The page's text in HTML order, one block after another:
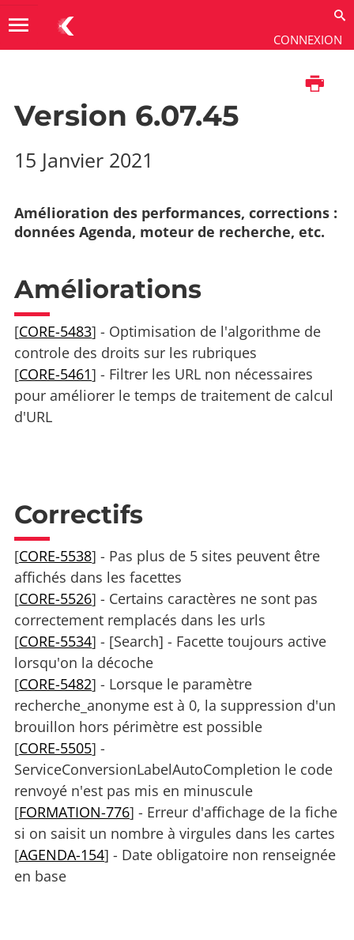
CONNEXION
menu
Imprimer
→
Version 6.7
Version 6.07.45
15 Janvier 2021
Amélioration des performances, corrections :
données Agenda, moteur de recherche, etc.
Améliorations
[CORE-5483] - Optimisation de l'algorithme de
controle des droits sur les rubriques
[CORE-5461] - Filtrer les URL non nécessaires
pour améliorer le temps de traitement de calcul
d'URL
Correctifs
[CORE-5538] - Pas plus de 5 sites peuvent être
affichés dans les facettes
[CORE-5526] - Certains caractères ne sont pas
correctement remplacés dans les urls
[CORE-5534] - [Search] - Facette toujours active
lorsqu'on la décoche
[CORE-5482] - Lorsque le paramètre
recherche_anonyme est à 0, la suppression d'un
brouillon hors périmètre est possible
[CORE-5505] -
ServiceConversionLabelAutoCompletion le code
renvoyé n'est pas mis en minuscule
[FORMATION-776] - Erreur d'affichage de la fiche
si on saisit un nombre à virgules dans les cartes
[AGENDA-154] - Date obligatoire non renseignée
en base